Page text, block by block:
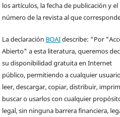
los artículos, la fecha de publicación y el
número de la revista al que
La declaración BOAIdescribe: “Por
Abierto" a esta literatura, queremos
su disponibilidad gratuita en Internet
público, permitiendo a cualquier
leer, descargar, copiar, distribuir,
buscar o usarlos con cualquier
legal, sin ninguna barrera financiera,